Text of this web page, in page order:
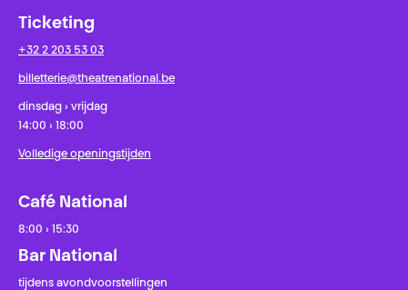
Ticketing
+32 2 203 53 03
billetterie@theatrenational.be
dinsdag › vrijdag
14:00 › 18:00
Volledige openingstijden
Café National
8:00 › 15:30
Bar National
tijdens avondvoorstellingen